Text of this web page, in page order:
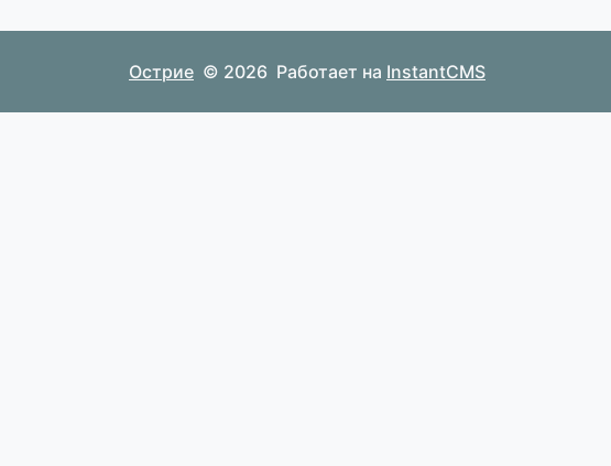
Острие © 2026 Работает на InstantCMS